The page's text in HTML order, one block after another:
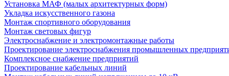
Установка МАФ (малых архитектурных форм)
Укладка искусственного газона
Монтаж спортивного оборудования
Монтаж световых фигур
Электроснабжение и электромонтажные работы
Проектирование электроснабжения промышленных
Комплексное снабжение предприятий
Проектирование кабельных линий